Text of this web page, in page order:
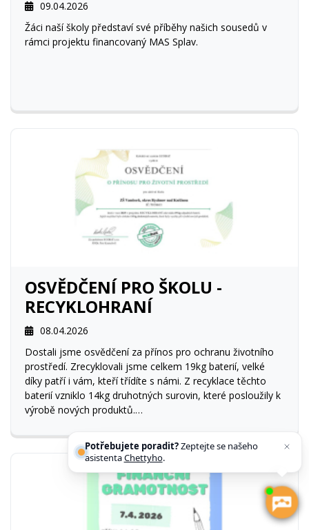
09.04.2026
Žáci naší školy představí své příběhy našich sousedů v
rámci projektu financovaný MAS Splav.
OSVĚDČENÍ PRO ŠKOLU -
RECYKLOHRANÍ
08.04.2026
Dostali jsme osvědčení za přínos pro ochranu životního
prostředí. Zrecyklovali jsme celkem 19kg baterií, velké
díky patří i vám, kteří třídíte s námi. Z recyklace těchto
baterií vzniklo 14kg druhotných surovin, které posloužily k
výrobě nových produktů.
Potřebujete poradit?Zeptejte se našeho
asistentaChettyho.